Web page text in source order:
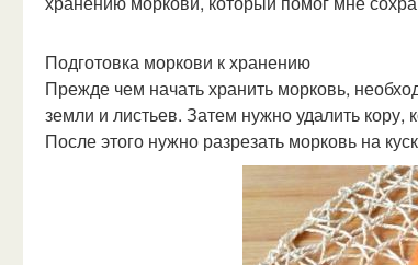
Подготовка моркови к хранению
Прежде чем начать хранить морковь,
земли и листьев. Затем нужно удалить
После этого нужно разрезать морковь на